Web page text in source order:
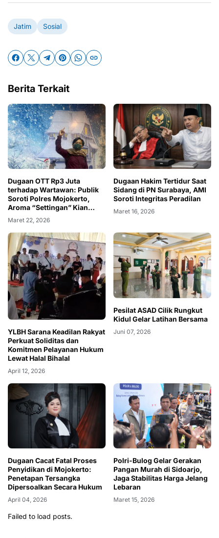
Jatim Sosial
Berita Terkait
Dugaan OTT Rp3 Juta
terhadap Wartawan: Publik
Soroti Polres Mojokerto,
Aroma “Settingan” Kian
Menguat
Maret 22, 2026
Dugaan Hakim Tertidur Saat
Sidang di PN Surabaya, AMI
Soroti Integritas Peradilan
Maret 16, 2026
YLBH Sarana Keadilan Rakyat
Perkuat Soliditas dan
Komitmen Pelayanan Hukum
Lewat Halal Bihalal
April 12, 2026
Pesilat ASAD Cilik Rungkut
Kidul Gelar Latihan Bersama
Juni 07, 2026
Dugaan Cacat Fatal Proses
Penyidikan di Mojokerto:
Penetapan Tersangka
Dipersoalkan Secara Hukum
April 04, 2026
Polri-Bulog Gelar Gerakan
Pangan Murah di Sidoarjo,
Jaga Stabilitas Harga Jelang
Lebaran
Maret 15, 2026
Failed to load posts.